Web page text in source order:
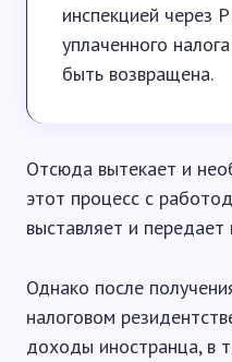
инспекцией через
уплаченного
быть возвращена.
Отсюда вытекает и
этот процесс с
выставляет и передает
Однако после
налоговом
доходы иностранца, в